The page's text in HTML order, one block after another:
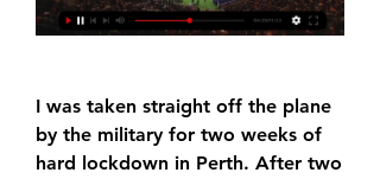
I was taken straight off the plane
by the military for two weeks of
hard lockdown in Perth. After two